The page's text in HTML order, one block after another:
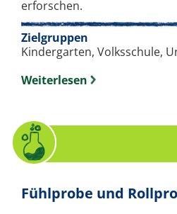
erforschen.
Zielgruppen
Kindergarten, Volksschule,
Weiterlesen
Fühlprobe und